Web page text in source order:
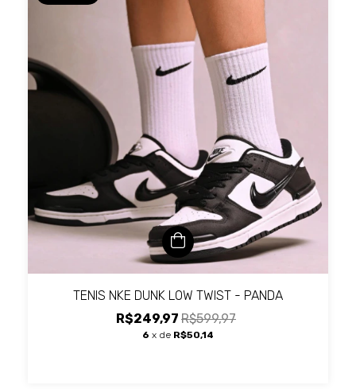
TENIS NKE DUNK LOW TWIST - PANDA
R$249,97 R$599,97
6 x de R$50,14